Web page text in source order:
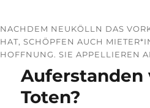
NACHDEM NEUKÖLLN DAS
HAT, SCHÖPFEN AUCH
HOFFNUNG. SIE APPELLIEREN
Auferstanden
Toten?